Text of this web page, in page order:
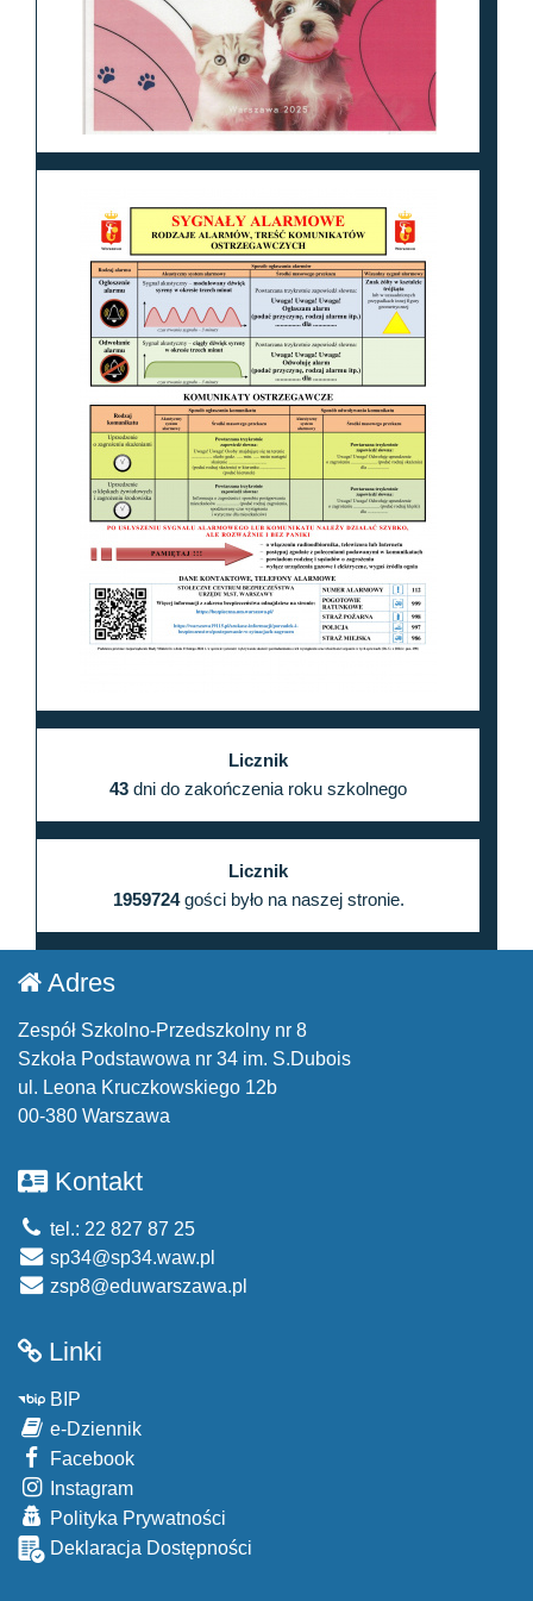
Licznik
43 dni do zakończenia roku szkolnego
Licznik
1959724gości było na naszej stronie.
Adres
Zespół Szkolno-Przedszkolny nr 8
Szkoła Podstawowa nr 34 im. S.Dubois
ul. Leona Kruczkowskiego 12b
00-380 Warszawa
Kontakt
tel.: 22 827 87 25
sp34@sp34.waw.pl
zsp8@eduwarszawa.pl
Linki
BIP
e-Dziennik
Facebook
Instagram
Polityka Prywatności
Deklaracja Dostępności